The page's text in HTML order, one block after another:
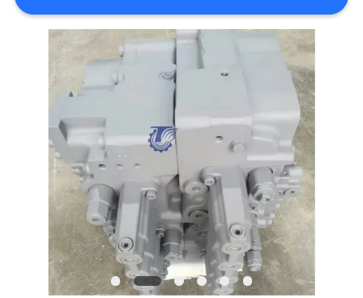
REFERENZEN
SITEMAP
DATENSCHUTZ-
BESTIMMUNGEN